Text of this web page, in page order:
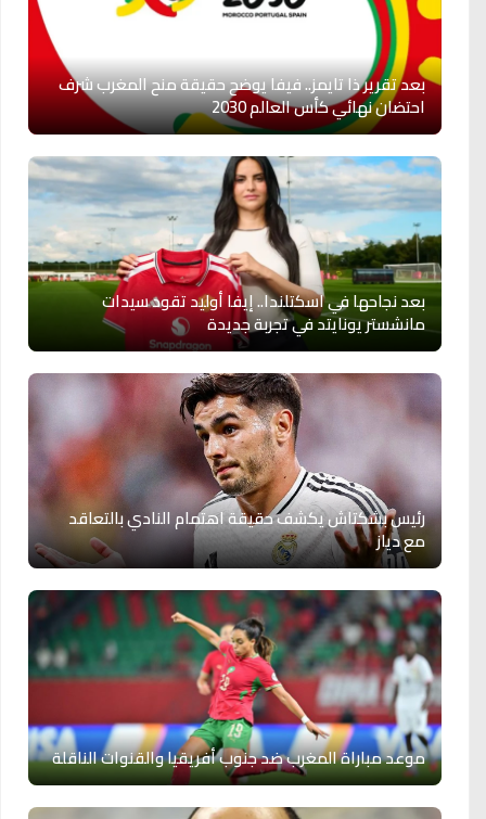
بعد تقرير ذا تايمز.. فيفا يوضح حقيقة منح المغرب شرف
احتضان نهائي كأس العالم 2030
بعد نجاحها في اسكتلندا.. إيفا أوليد تقود سيدات
مانشستر يونايتد في تجربة جديدة
رئيس بشكتاش يكشف حقيقة اهتمام النادي بالتعاقد
مع دياز
موعد مباراة المغرب ضد جنوب أفريقيا والقنوات الناقلة